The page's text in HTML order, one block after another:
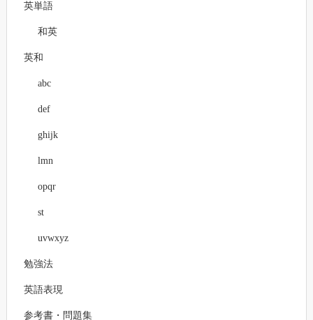
英単語
和英
英和
abc
def
ghijk
lmn
opqr
st
uvwxyz
勉強法
英語表現
参考書・問題集